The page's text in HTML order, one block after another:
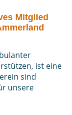
Mitglied
ist eine
sind
unsere